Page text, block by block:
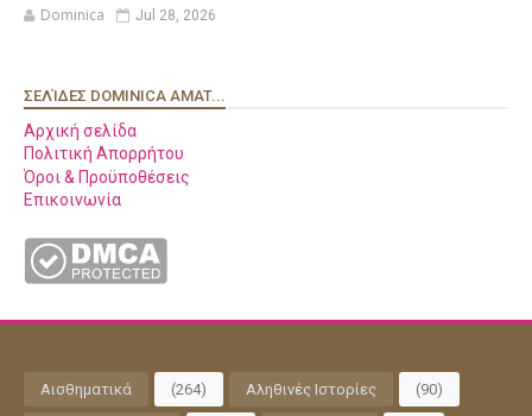
Dominica Jul 28, 2026
ΣΕΛΊΔΕΣ DOMINICA AMAT...
Αρχική σελίδα
Πολιτική Απορρήτου
Όροι & Προϋποθέσεις
Επικοινωνία
Αισθηματικά (264) Αληθινές Ιστορίες (90)